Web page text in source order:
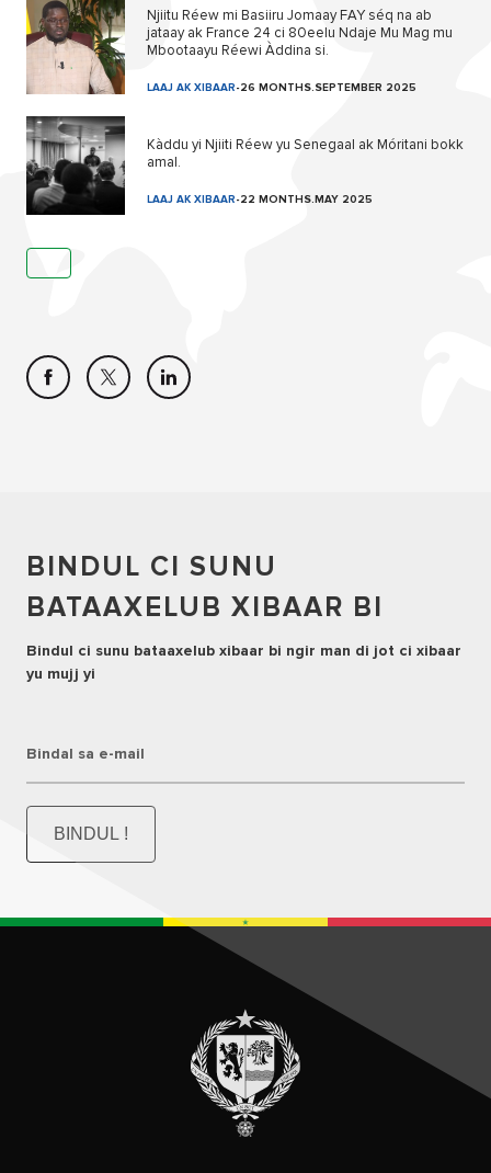
Njiitu Réew mi Basiiru Jomaay FAY séq na ab
jataay ak France 24 ci 80eelu Ndaje Mu Mag mu
Mbootaayu Réewi Àddina si.
LAAJ AK XIBAAR-26 MONTHS.SEPTEMBER 2025
Kàddu yi Njiiti Réew yu Senegaal ak Móritani bokk
amal.
LAAJ AK XIBAAR-22 MONTHS.MAY 2025
BINDUL CI SUNU
BATAAXELUB XIBAAR BI
Bindul ci sunu bataaxelub xibaar bi ngir man di jot ci xibaar
yu mujj yi
Bindal sa e-mail
BINDUL !